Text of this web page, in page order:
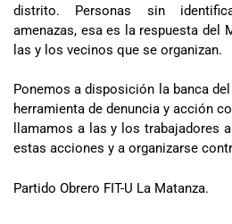
distrito. Personas sin
amenazas, esa es la respuesta del
las y los vecinos que se organizan.
Ponemos a disposición la banca del
herramienta de denuncia y acción
llamamos a las y los trabajadores
estas acciones y a organizarse
Partido Obrero FIT-U La Matanza.